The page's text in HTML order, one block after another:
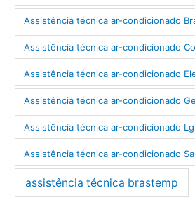
Assistência técnica ar-condicionado
Assistência técnica ar-condicionado
Assistência técnica ar-condicionado
Assistência técnica ar-condicionado Ge
Assistência técnica ar-condicionado Lg
Assistência técnica ar-condicionado
assistência técnica brastemp